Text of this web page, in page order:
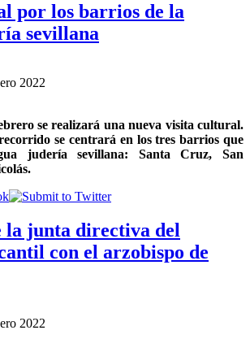
por los barrios de la
sevillana
2022
se realizará una nueva visita cultural.
se centrará en los tres barrios que
judería sevillana: Santa Cruz, San
la junta directiva del
con el arzobispo de
2022